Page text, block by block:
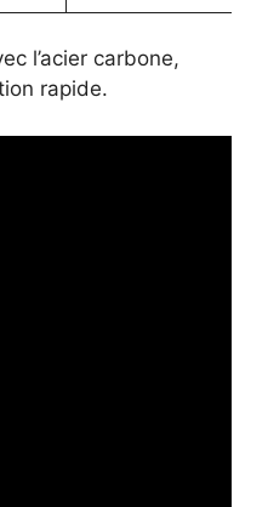
l’acier carbone,
rapide.